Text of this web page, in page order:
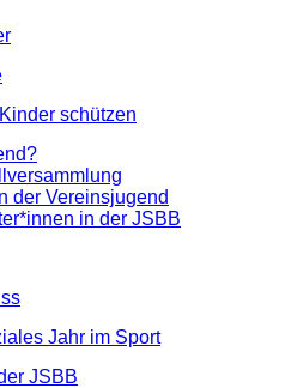
schützen
der Vereinsjugend
in der JSBB
Jahr im Sport
JSBB